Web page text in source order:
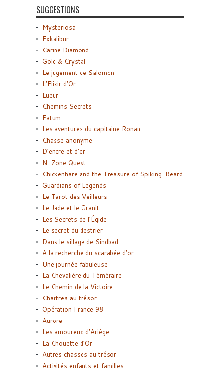
SUGGESTIONS
Mysteriosa
Exkalibur
Carine Diamond
Gold & Crystal
Le jugement de Salomon
L’Elixir d’Or
Lueur
Chemins Secrets
Fatum
Les aventures du capitaine Ronan
Chasse anonyme
D’encre et d’or
N-Zone Quest
Chickenhare and the Treasure of Spiking-Beard
Guardians of Legends
Le Tarot des Veilleurs
Le Jade et le Granit
Les Secrets de l’Égide
Le secret du destrier
Dans le sillage de Sindbad
A la recherche du scarabée d’or
Une journée fabuleuse
La Chevalière du Téméraire
Le Chemin de la Victoire
Chartres au trésor
Opération France 98
Aurore
Les amoureux d’Ariège
La Chouette d’Or
Autres chasses au trésor
Activités enfants et familles